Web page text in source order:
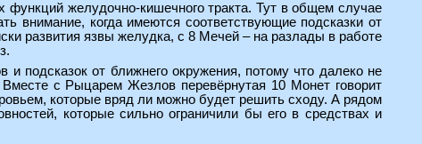
функций желудочно-кишечного тракта. Тут в общем случае
внимание, когда имеются соответствующие подсказки от
развития язвы желудка, с 8 Мечей – на разлады в работе
и подсказок от ближнего окружения, потому что далеко не
с Рыцарем Жезлов перевёрнутая 10 Монет говорит
которые вряд ли можно будет решить сходу. А рядом
которые сильно ограничили бы его в средствах и